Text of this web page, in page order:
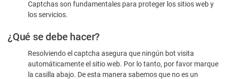
humano
Captchas son fundamentales para proteger los sitios web y
los servicios.
¿Qué se debe hacer?
Resolviendo el captcha asegura que ningún bot visita
automáticamente el sitio web. Por lo tanto, por favor marque
la casilla abajo. De esta manera sabemos que no es un